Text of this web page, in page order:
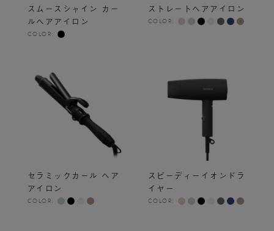
スムースシャイン カー
ルヘアアイロン
COLOR:
ストレートヘアアイロン
COLOR:
セラミックカール ヘア
アイロン
COLOR:
スピーディーイオンドラ
イヤー
COLOR: